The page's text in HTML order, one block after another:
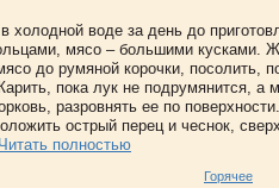
холодной воде за день до
мясо – большими кусками.
до румяной корочки, посолить,
пока лук не подрумянится, а
разровнять ее по
острый перец и чеснок,
Читать полностью
Горячее